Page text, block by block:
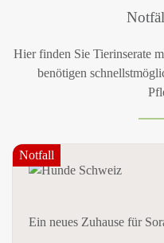
Hier finden Sie Tierinserate
benötigen
Notfall
Ein neues Zuhause für